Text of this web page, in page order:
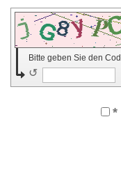
Bitte geben Sie den
↺
*